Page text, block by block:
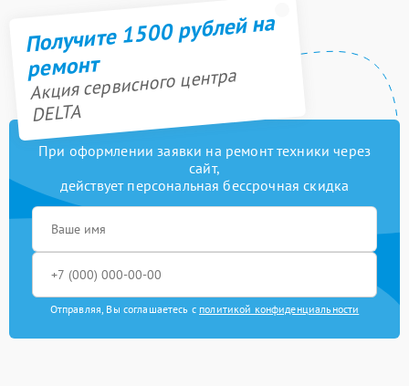
Получите 1500 рублей на
ремонт
Акция сервисного центра
DELTA
При оформлении заявки на ремонт техники через
сайт,
действует персональная бессрочная скидка
Отправляя, Вы соглашаетесь с политикой конфиденциальности